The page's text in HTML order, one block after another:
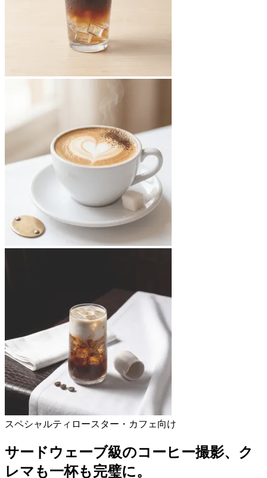
スペシャルティロースター・カフェ向け
サードウェーブ級のコーヒー撮影、 ク
レマも一杯も完璧に。